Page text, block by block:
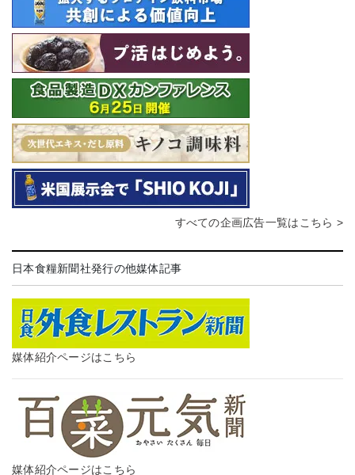
すべての企画広告一覧はこちら >
日本食糧新聞社発行の他媒体記事
媒体紹介ページはこちら
媒体紹介ページはこちら